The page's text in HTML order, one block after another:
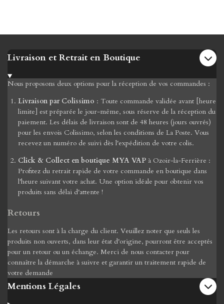
Livraison et Retrait en Boutique
Nous proposons deux options pour la réception de vos commandes :
Livraison par Colissimo : Toute commande validée avant [heure
limite] est préparée le jour-même, sous réserve de la réception du
paiement. Les délais de livraison sont de 48 heures (jours ouvrés)
pour les envois Colissimo, selon les conditions de La Poste. Vous
recevez un numéro de suivi dès l'expédition de votre colis.
Click & Collect en boutique MYA VAP à Ozoir-la-Ferrière :
Profitez du retrait rapide de votre commande en boutique dans
l'heure suivant votre achat. Une option idéale pour obtenir vos
produits sans délai d'attente !
Retours
Les retours sont à la charge du client. Veuillez noter que seuls les
produits non ouverts, dans leur état d'origine, pourront être acceptés
pour un retour ou un échange. Merci de nous contacter pour
connaître la démarche à suivre et garantir un traitement rapide de
votre demande
Mentions Légales